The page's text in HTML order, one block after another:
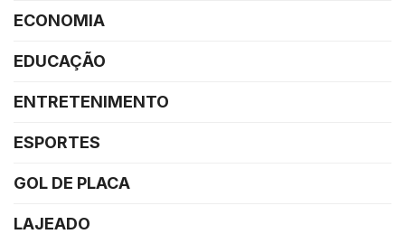
ECONOMIA
EDUCAÇÃO
ENTRETENIMENTO
ESPORTES
GOL DE PLACA
LAJEADO